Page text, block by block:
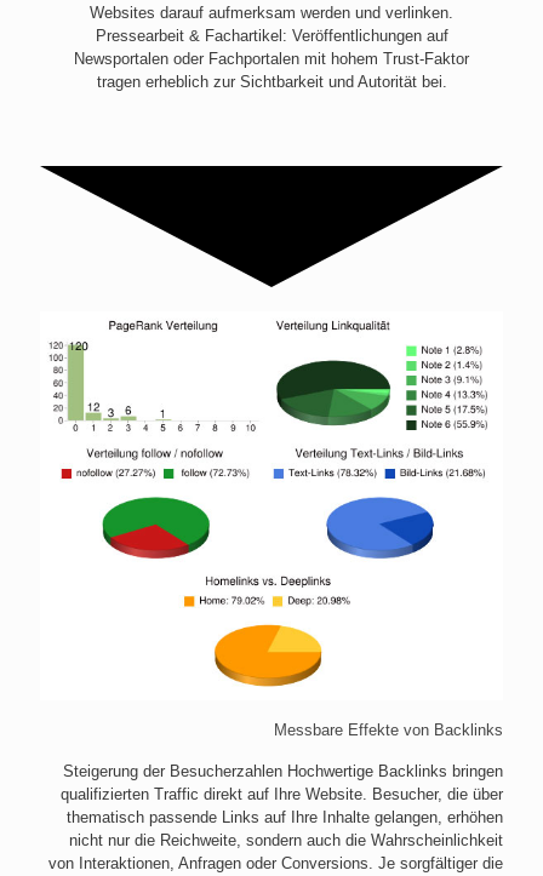
Websites darauf aufmerksam werden und verlinken.
Pressearbeit & Fachartikel: Veröffentlichungen auf
Newsportalen oder Fachportalen mit hohem Trust-Faktor
tragen erheblich zur Sichtbarkeit und Autorität bei.
Messbare Effekte von Backlinks
Steigerung der Besucherzahlen Hochwertige Backlinks bringen
qualifizierten Traffic direkt auf Ihre Website. Besucher, die über
thematisch passende Links auf Ihre Inhalte gelangen, erhöhen
nicht nur die Reichweite, sondern auch die Wahrscheinlichkeit
von Interaktionen, Anfragen oder Conversions. Je sorgfältiger die